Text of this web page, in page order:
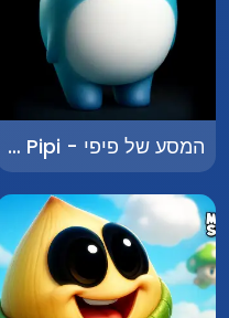
המסע של פיפי - The Journey of Pipi